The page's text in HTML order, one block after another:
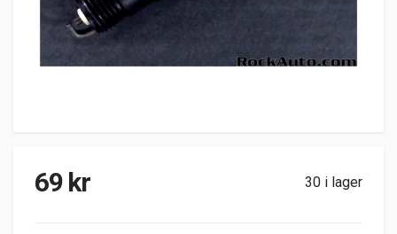
69 kr 30 i lager